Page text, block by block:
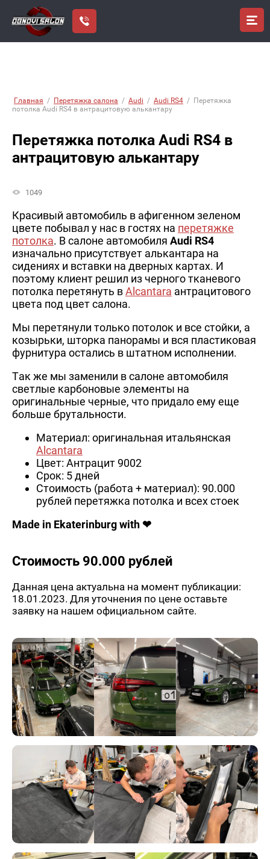
Главная / Перетяжка салона / Audi / Audi RS4 / Перетяжка
потолка Audi RS4 в антрацитовую алькантару
Перетяжка потолка Audi RS4 в
антрацитовую алькантару
1049
Красивый автомобиль в афигенном зеленом
цвете побывал у нас в гостях на перетяжке
потолка. В салоне автомобиля Audi RS4
изначально присутствует алькантара на
сидениях и вставки на дверных картах. И
поэтому клиент решил из черного тканевого
потолка перетянуть вAlcantara антрацитового
цвета под цвет салона.
Мы перетянули только потолок и все стойки, а
козырьки, шторка панорамы и вся пластиковая
фурнитура остались в штатном исполнении.
Так же мы заменили в салоне автомобиля
светлые карбоновые элементы на
оригинальные черные, что придало ему еще
больше брутальности.
Материал: оригинальная итальянская
Alcantara
Цвет: Антрацит 9002
Срок: 5 дней
Стоимость (работа + материал): 90.000
рублей перетяжка потолка и всех стоек
Made in Ekaterinburg with ❤
Стоимость 90.000 рублей
Данная цена актуальна на момент публикации:
18.01.2023. Для уточнения по цене оставьте
заявку на нашем официальном сайте.